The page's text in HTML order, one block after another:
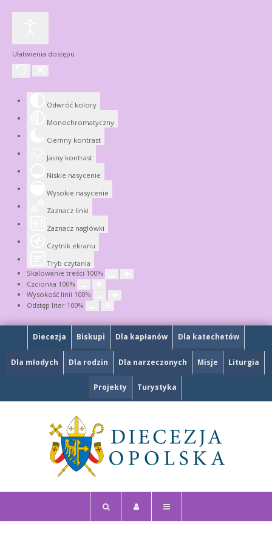
Ułatwienia dostępu
Odwróć kolory
Monochromatyczny
Ciemny kontrast
Jasny kontrast
Niskie nasycenie
Wysokie nasycenie
Zaznacz linki
Zaznacz nagłówki
Czytnik ekranu
Tryb czytania
Skalowanie treści 100%
Czcionka 100%
Wysokość linii 100%
Odstęp liter 100%
Diecezja Biskupi Dla kapłanów Dla katechetów
Dla młodych Dla rodzin Dla narzeczonych Misje Liturgia
Projekty Turystyka